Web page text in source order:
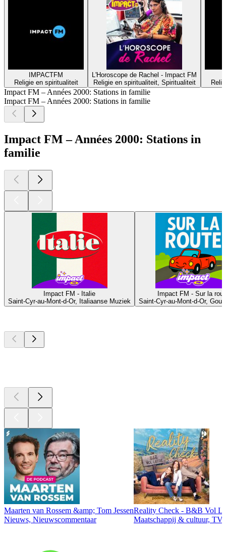
IMPACTFM
Religie en spiritualiteit
L'Horoscope de Rachel - Impact FM
Religie en spiritualiteit, Spiritualiteit
Impact FM – Années 2000: Stations in familie
Impact FM – Années 2000: Stations in familie
Impact FM – Années 2000: Stations in
familie
Impact FM - Italie
Saint-Cyr-au-Mont-d-Or, Italiaanse Muziek
Impact FM - Sur la
Saint-Cyr-au-Mont-d-Or,
Maarten van Rossem &amp; Tom Jessen
Nieuws, Nieuwscommentaar
Reality Check - B&B Vol
Maatschappij & cultuur,